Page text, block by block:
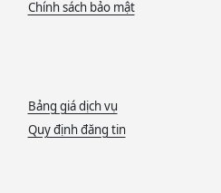
Chính sách bảo mật
Bảng giá dịch vụ
Quy định đăng tin